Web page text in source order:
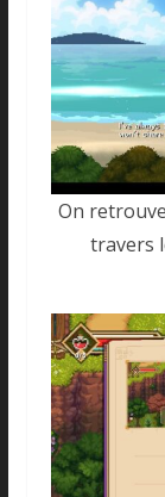
On
travers